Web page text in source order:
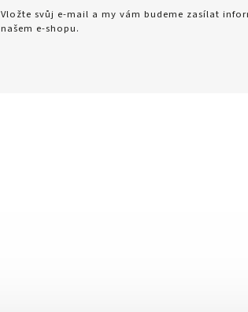
Vložte svůj e-mail a my vám budeme zasílat
našem e-shopu.